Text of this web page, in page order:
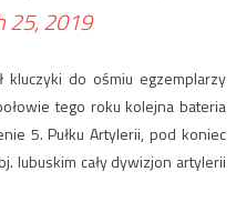
25, 2019
kluczyki do ośmiu egzemplarzy
tego roku kolejna bateria
5. Pułku Artylerii, pod koniec
lubuskim cały dywizjon artylerii